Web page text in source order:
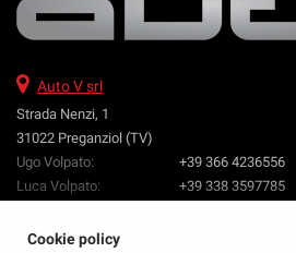
Auto V srl
Strada Nenzi, 1
31022 Preganziol (TV)
Ugo Volpato:
+39 366 4236556
Luca Volpato:
+39 338 3597785
Indicazioni stradali
Cookie policy